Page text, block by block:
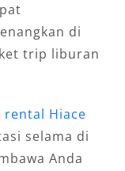
di
trip liburan
rental Hiace
selama di
Anda